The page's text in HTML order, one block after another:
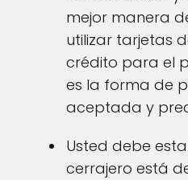
mejor manera
utilizar tarjetas
crédito para el
es la forma de
aceptada y
Usted debe
cerrajero está